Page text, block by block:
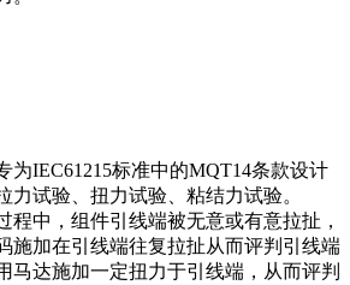
为IEC61215标准中的MQT14条款设计
力试验、扭力试验、粘结力试验。
程中，组件引线端被无意或有意拉扯，
施加在引线端往复拉扯从而评判引线端
马达施加一定扭力于引线端，从而评判